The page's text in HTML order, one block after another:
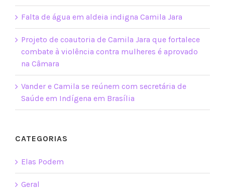
Falta de água em aldeia indigna Camila Jara
Projeto de coautoria de Camila Jara que fortalece
combate à violência contra mulheres é aprovado
na Câmara
Vander e Camila se reúnem com secretária de
Saúde em Indígena em Brasília
CATEGORIAS
Elas Podem
Geral